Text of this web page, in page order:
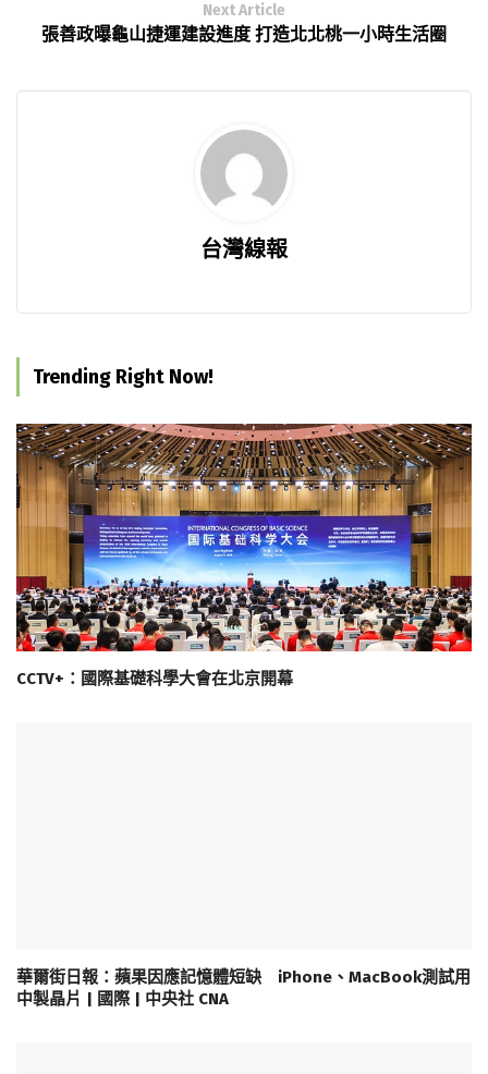
Next Article
張善政曝龜山捷運建設進度 打造北北桃一小時生活圈
台灣線報
Trending Right Now!
CCTV+：國際基礎科學大會在北京開幕
華爾街日報：蘋果因應記憶體短缺 iPhone、MacBook測試用
中製晶片 | 國際 | 中央社 CNA